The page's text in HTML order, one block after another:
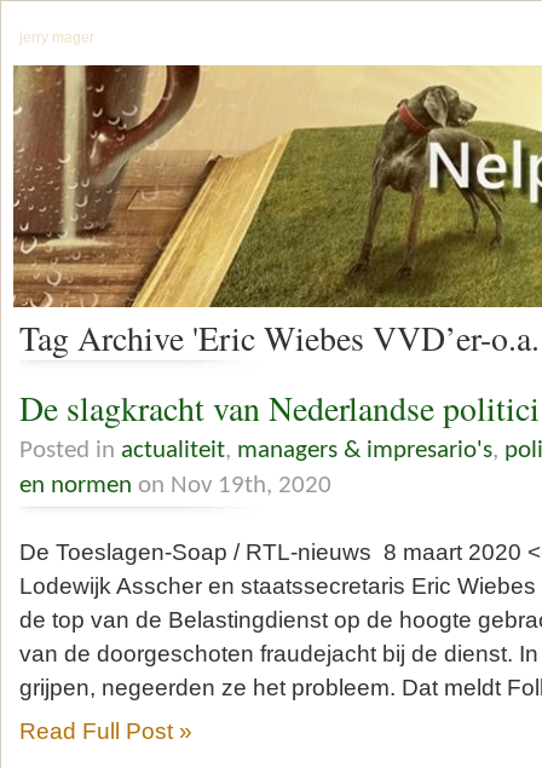
jerry mager
Tag Archive 'Eric Wiebes VVD’er-
De slagkracht van Nederlandse politici
Posted in actualiteit, managers & impresario's,
en normen on Nov 19th, 2020
De Toeslagen-Soap / RTL-nieuws 8 maart 2020
Lodewijk Asscher en staatssecretaris Eric
de top van de Belastingdienst op de hoogte
van de doorgeschoten fraudejacht bij de dienst.
grijpen, negeerden ze het probleem. Dat meldt
Read Full Post »